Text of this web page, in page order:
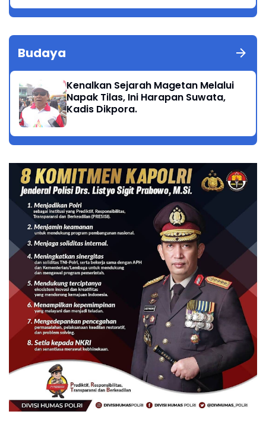
Budaya
Kenalkan Sejarah Magetan Melalui
Napak Tilas, Ini Harapan Suwata,
Kadis Dikpora.